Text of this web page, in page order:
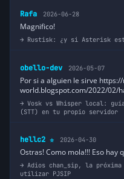
Rafa 2026-06-28
Magnifico!
Rustisk: ¿y si Asterisk
obello-dev 2026-05-07
Por si a alguien le sirve
world.blogspot.com/2022/02/
Vosk vs Whisper local:
(STT) en tu propio servidor
hellc2 ⭐ 2026-04-30
Ostras! Como mola!!! Eso hay
Adios chan_sip, la
utilizar PJSIP